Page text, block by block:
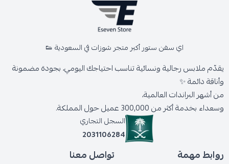
اي سفن ستور أكبر متجر شوزات في السعودية 👟
يقدّم ملابس رجالية ونسائية تناسب احتياجك اليومي، بجودة مضمونة
وأناقة دائمة ✨
من أشهر البراندات العالمية،
وسعداء بخدمة أكثر من 300,000 عميل حول المملكة.
السجل التجاري
2031106284
روابط مهمة تواصل معنا